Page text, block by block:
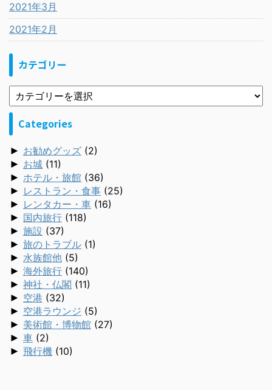
2021年3月
2021年2月
カテゴリー
Categories
► お勧めグッズ (2)
► お城 (11)
► ホテル・旅館 (36)
► レストラン・食事 (25)
► レンタカー・車 (16)
► 国内旅行 (118)
► 施設 (37)
► 旅のトラブル (1)
► 水族館他 (5)
► 海外旅行 (140)
► 神社・仏閣 (11)
► 空港 (32)
► 空港ラウンジ (5)
► 美術館・博物館 (27)
► 車 (2)
► 飛行機 (10)